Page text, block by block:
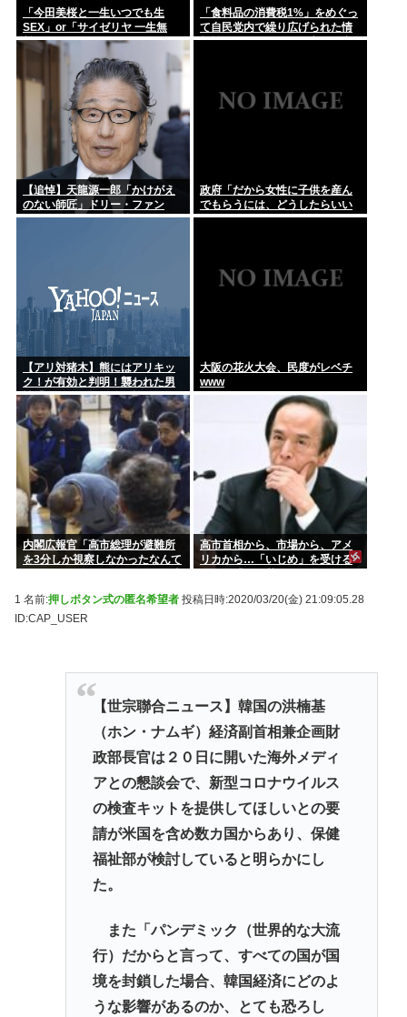
「今田美桜と一生いつでも生
SEX」or「サイゼリヤ 一生無
料」www
「食料品の消費税1%」をめぐっ
て自民党内で繰り広げられた情
報戦…！ウソまで飛び交った密
【追悼】天龍源一郎「かけがえ
のない師匠」ドリー・ファン
ク・ジュニアさん追悼
政府「だから女性に子供を産ん
でもらうには、どうしたらいい
のよ;;」
【アリ対猪木】熊にはアリキッ
ク！が有効と判明！襲われた男
性「アリキックで追っ払った」
大阪の花火大会、民度がレベチ
www
内閣広報官「高市総理が避難所
を3分しか視察しなかったなんて
高市首相から、市場から、アメ
リカから…「いじめ」を受ける
何か
1 名前:押しボタン式の匿名希望者 投稿日時:2020/03/20(金) 21:09:05.28
ID:CAP_USER
【世宗聯合ニュース】韓国の洪楠基
（ホン・ナムギ）経済副首相兼企画財
政部長官は２０日に開いた海外メディ
アとの懇談会で、新型コロナウイルス
の検査キットを提供してほしいとの要
請が米国を含め数カ国からあり、保健
福祉部が検討していると明らかにし
た。
また「パンデミック（世界的な大流
行）だからと言って、すべての国が国
境を封鎖した場合、韓国経済にどのよ
うな影響があるのか、とても恐ろし